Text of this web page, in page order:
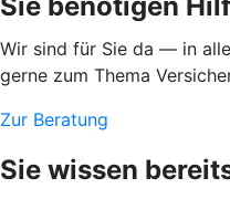
Wir sind für Sie da — in
gerne zum Thema
Zur Beratung
Sie wissen